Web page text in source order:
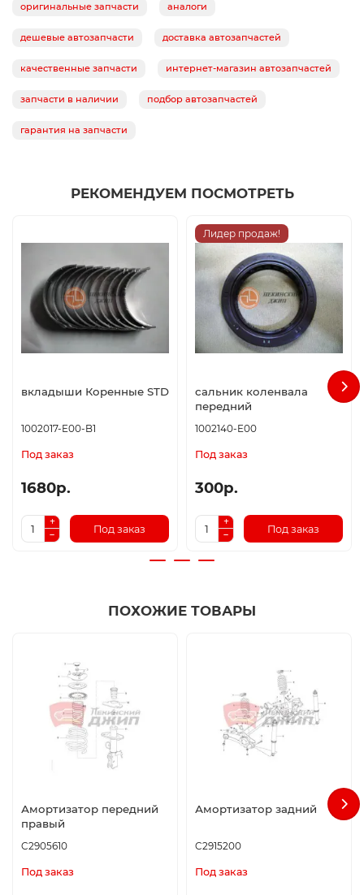
оригинальные запчасти аналоги
дешевые автозапчасти доставка автозапчастей
качественные запчасти интернет-магазин автозапчастей
запчасти в наличии подбор автозапчастей
гарантия на запчасти
РЕКОМЕНДУЕМ ПОСМОТРЕТЬ
вкладыши Коренные STD
1002017-E00-B1
Под заказ
1680р.
Под заказ
Лидер продаж!
сальник коленвала
передний
1002140-E00
Под заказ
300р.
Под заказ
ПОХОЖИЕ ТОВАРЫ
Амортизатор передний
правый
C2905610
Под заказ
Амортизатор задний
C2915200
Под заказ